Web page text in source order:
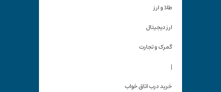
طلا و ارز
ارز دیجیتال
گمرک و تجارت
|
خرید درب اتاق خواب